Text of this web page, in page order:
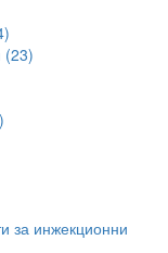
(23)
за инжекционни